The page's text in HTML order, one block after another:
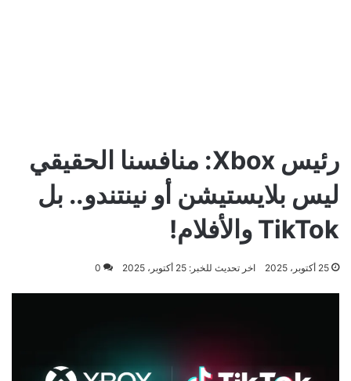
رئيس Xbox: منافسنا الحقيقي
ليس بلايستيشن أو نينتندو.. بل
TikTok والأفلام!
25 أكتوبر، 2025 اخر تحديث للخبر: 25 أكتوبر، 2025 0